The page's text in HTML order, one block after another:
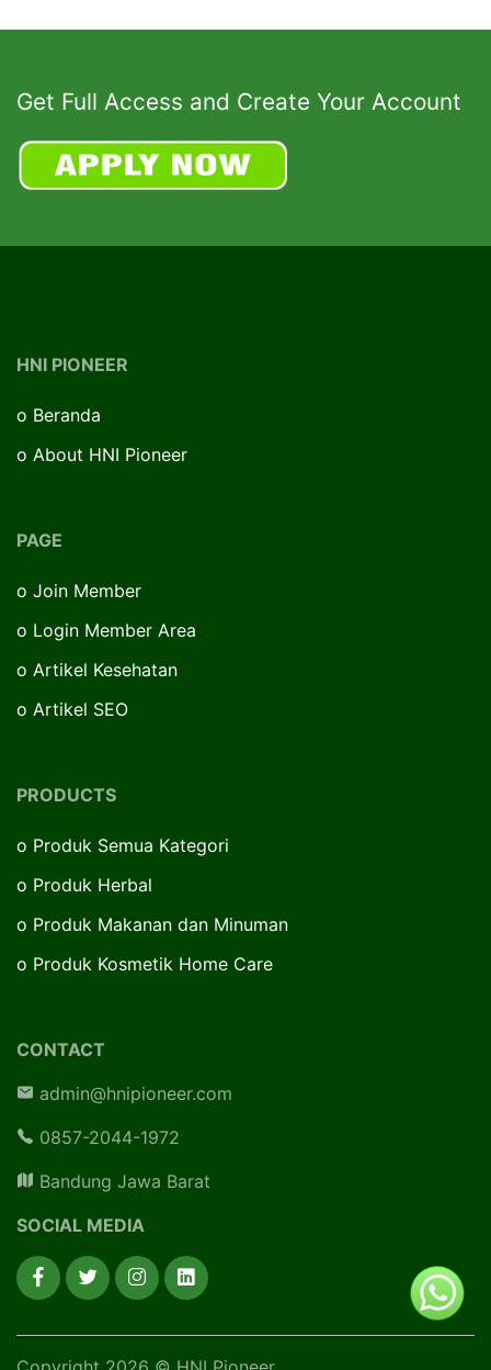
Get Full Access and Create Your Account
HNI PIONEER
o Beranda
o About HNI Pioneer
PAGE
o Join Member
o Login Member Area
o Artikel Kesehatan
o Artikel SEO
PRODUCTS
o Produk Semua Kategori
o Produk Herbal
o Produk Makanan dan Minuman
o Produk Kosmetik Home Care
CONTACT
admin@hnipioneer.com
0857-2044-1972
Bandung Jawa Barat
SOCIAL MEDIA